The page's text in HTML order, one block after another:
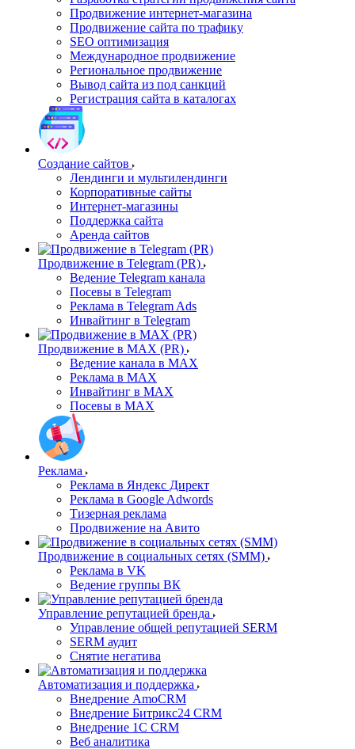
Продвижение интернет-магазина
Продвижение сайта по трафику
SEO оптимизация
Международное продвижение
Региональное продвижение
Вывод сайта из под санкций
Регистрация сайта в каталогах
Создание сайтов
Лендинги и мультилендинги
Корпоративные сайты
Интернет-магазины
Поддержка сайта
Аренда сайтов
Продвижение в Telegram (PR)
Ведение Telegram канала
Посевы в Telegram
Реклама в Telegram Ads
Инвайтинг в Telegram
Продвижение в MAX (PR)
Ведение канала в MAX
Реклама в MAX
Инвайтинг в MAX
Посевы в MAX
Реклама
Реклама в Яндекс Директ
Реклама в Google Adwords
Тизерная реклама
Продвижение на Авито
Продвижение в социальных сетях (SMM)
Реклама в VK
Ведение группы ВК
Управление репутацией бренда
Управление общей репутацией SERM
SERM аудит
Снятие негатива
Автоматизация и поддержка
Внедрение AmoCRM
Внедрение Битрикс24 CRM
Внедрение 1C CRM
Веб аналитика